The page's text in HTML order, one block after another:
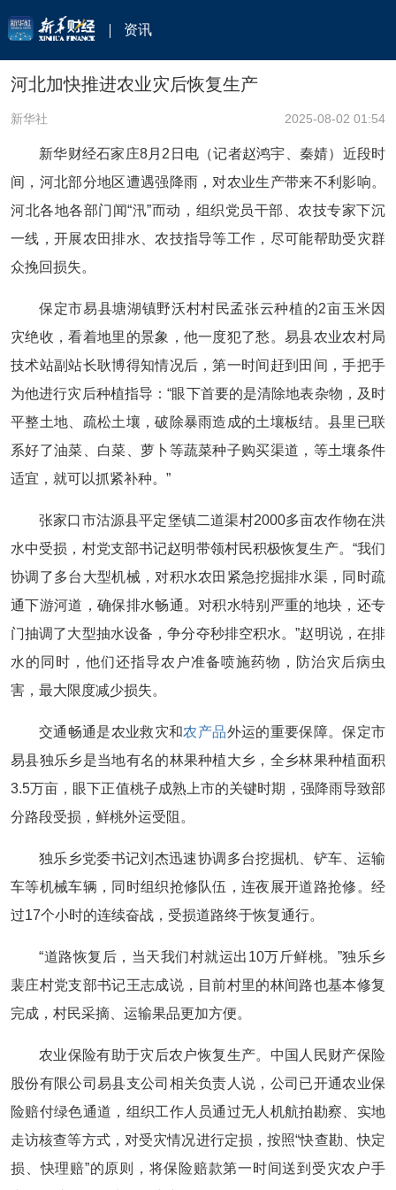
资讯
河北加快推进农业灾后恢复生产
新华社 2025-08-02 01:54
新华财经石家庄8月2日电（记者赵鸿宇、秦婧）近段时
间，河北部分地区遭遇强降雨，对农业生产带来不利影响。
河北各地各部门闻“汛”而动，组织党员干部、农技专家下沉
一线，开展农田排水、农技指导等工作，尽可能帮助受灾群
众挽回损失。
保定市易县塘湖镇野沃村村民孟张云种植的2亩玉米因
灾绝收，看着地里的景象，他一度犯了愁。易县农业农村局
技术站副站长耿博得知情况后，第一时间赶到田间，手把手
为他进行灾后种植指导：“眼下首要的是清除地表杂物，及时
平整土地、疏松土壤，破除暴雨造成的土壤板结。县里已联
系好了油菜、白菜、萝卜等蔬菜种子购买渠道，等土壤条件
适宜，就可以抓紧补种。”
张家口市沽源县平定堡镇二道渠村2000多亩农作物在洪
水中受损，村党支部书记赵明带领村民积极恢复生产。“我们
协调了多台大型机械，对积水农田紧急挖掘排水渠，同时疏
通下游河道，确保排水畅通。对积水特别严重的地块，还专
门抽调了大型抽水设备，争分夺秒排空积水。”赵明说，在排
水的同时，他们还指导农户准备喷施药物，防治灾后病虫
害，最大限度减少损失。
交通畅通是农业救灾和农产品外运的重要保障。保定市
易县独乐乡是当地有名的林果种植大乡，全乡林果种植面积
3.5万亩，眼下正值桃子成熟上市的关键时期，强降雨导致部
分路段受损，鲜桃外运受阻。
独乐乡党委书记刘杰迅速协调多台挖掘机、铲车、运输
车等机械车辆，同时组织抢修队伍，连夜展开道路抢修。经
过17个小时的连续奋战，受损道路终于恢复通行。
“道路恢复后，当天我们村就运出10万斤鲜桃。”独乐乡
裴庄村党支部书记王志成说，目前村里的林间路也基本修复
完成，村民采摘、运输果品更加方便。
农业保险有助于灾后农户恢复生产。中国人民财产保险
股份有限公司易县支公司相关负责人说，公司已开通农业保
险赔付绿色通道，组织工作人员通过无人机航拍勘察、实地
走访核查等方式，对受灾情况进行定损，按照“快查勘、快定
损、快理赔”的原则，将保险赔款第一时间送到受灾农户手